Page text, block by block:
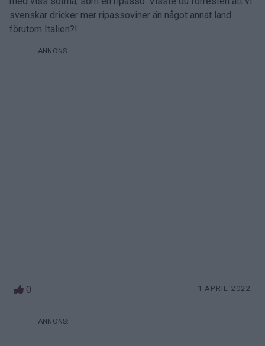
svenskar dricker mer ripassoviner än något annat land
förutom Italien?!
0 1 APRIL 2022